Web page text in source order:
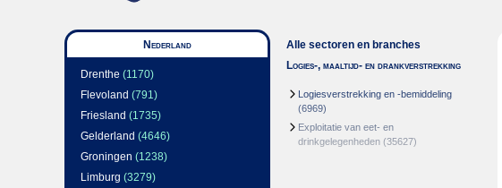
Nederland
Drenthe (1170)
Flevoland (791)
Friesland (1735)
Gelderland (4646)
Groningen (1238)
Limburg (3279)
Alle sectoren en branches
Logies-, maaltijd- en drankverstrekking
Logiesverstrekking en -bemiddeling
(6969)
Exploitatie van eet- en
drinkgelegenheden (35627)